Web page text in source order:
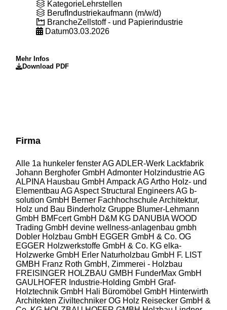
KategorieLehrstellen
BerufIndustriekaufmann (m/w/d)
BrancheZellstoff - und Papierindustrie
Datum03.03.2026
Mehr Infos
Download PDF
Firma
Alle 1a hunkeler fenster AGADLER-Werk Lackfabrik
Johann Berghofer GmbH Admonter Holzindustrie AG
ALPINA Hausbau GmbHAmpack AGArtho Holz- und
Elementbau AGAspect Structural Engineers AG b-
solution GmbH Berner Fachhochschule Architektur,
Holz und Bau Binderholz Gruppe Blumer-Lehmann
GmbH BMFcert GmbH D&M KG DANUBIA WOOD
Trading GmbH devine wellness-anlagenbau gmbh
Dobler Holzbau GmbH EGGER GmbH & Co. OG
EGGER Holzwerkstoffe GmbH & Co. KG elka-
Holzwerke GmbH Erler Naturholzbau GmbH F. LIST
GMBH Franz Roth GmbH, Zimmerei - Holzbau
FREISINGER HOLZBAU GMBH FunderMax GmbH
GAULHOFER Industrie-Holding GmbHGraf-
Holztechnik GmbH Hali Büromöbel GmbH Hinterwirth
Architekten Ziviltechniker OG Holz Reisecker GmbH &